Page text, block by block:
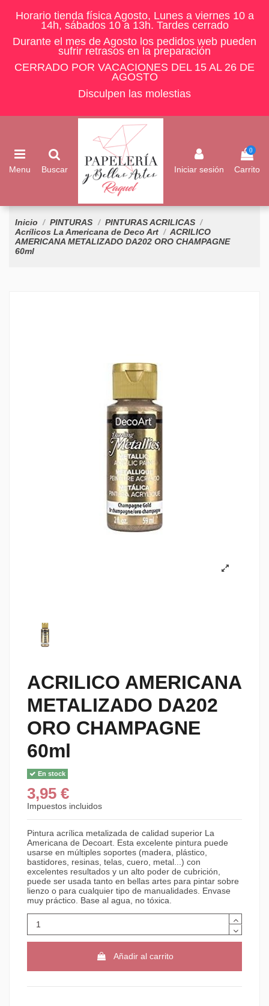
Horario tienda física Agosto, Lunes a viernes 10 a
14h, sábados 10 a 13h. Tardes cerrado
Durante el mes de Agosto los pedidos web pueden
sufrir retrasos en la preparación
CERRADO POR VACACIONES DEL 15 AL 26 DE
AGOSTO
Disculpen las molestias
Menu Buscar Iniciar sesión
0
Carrito
Inicio PINTURAS
PINTURAS ACRILICAS
Acrílicos La Americana de Deco Art
ACRILICO
AMERICANA METALIZADO DA202 ORO CHAMPAGNE
60ml
ACRILICO AMERICANA
METALIZADO DA202
ORO CHAMPAGNE
60ml
En stock
3,95 €
Impuestos incluidos
Pintura acrílica metalizada de calidad superior La
Americana de Decoart. Esta excelente pintura puede
usarse en múltiples soportes (madera, plástico,
bastidores, resinas, telas, cuero, metal...) con
excelentes resultados y un alto poder de cubrición,
puede ser usada tanto en bellas artes para pintar sobre
lienzo o para cualquier tipo de manualidades. Envase
muy práctico. Base al agua, no tóxica.
Añadir al carrito